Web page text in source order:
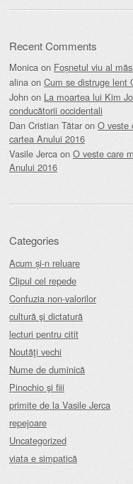
Recent Comments
Monica on Foșnetul viu al
alina on Cum se distruge lent
John on La moartea lui Kim
conducătorii occidentali
Dan Cristian Tătar on O veste
cartea Anului 2016
Vasile Jerca on O veste care
Anului 2016
Categories
Acum și-n reluare
Clipul cel repede
Confuzia non-valorilor
cultură şi dictatură
lecturi pentru citit
Noutăţi vechi
Nume de duminică
Pinochio şi fiii
primite de la Vasile Jerca
repejoare
Uncategorized
viata e simpatică